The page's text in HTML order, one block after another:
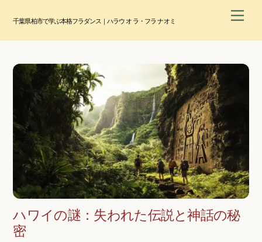
千葉県柏市で学ぶ本格フラダンス｜ハラウ オ ラ・フラ ナオミ
ハワイの謎：失われた伝説と神話の秘
密